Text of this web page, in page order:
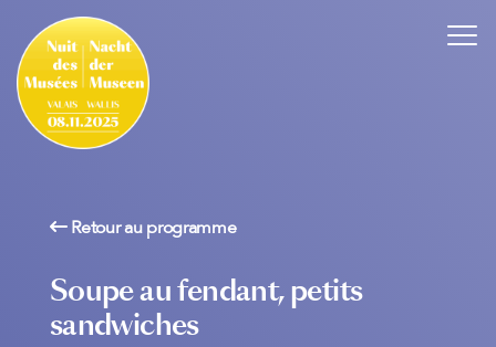
Retour au programme
Soupe au fendant, petits
sandwiches